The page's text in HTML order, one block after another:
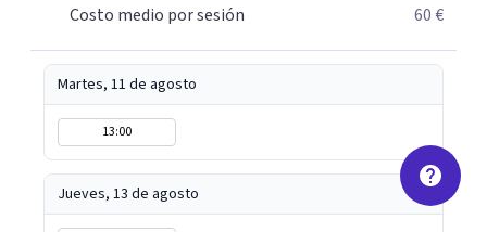
Costo medio por sesión
60 €
Martes, 11 de agosto
13:00
Jueves, 13 de agosto